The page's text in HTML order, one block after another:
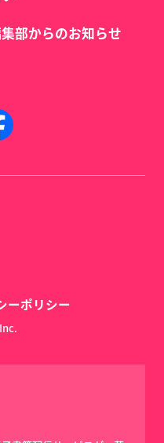
部からのお知らせ
ーポリシー